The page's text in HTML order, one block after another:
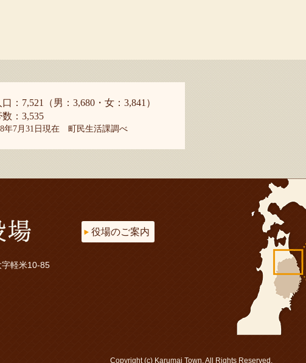
：7,521（男：3,680・女：3,841）
：3,535
年7月31日現在 町民生活課調べ
軽米10-85
役場のご案内
Copyright (c) Karumai Town. All Rights Reserved.